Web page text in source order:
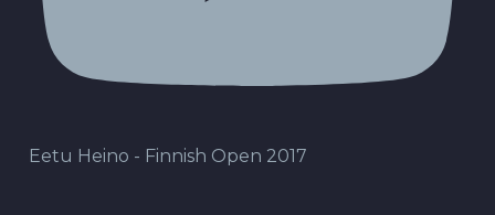
Eetu Heino - Finnish Open 2017